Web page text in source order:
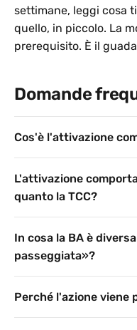
settimane, leggi cosa
quello, in piccolo. La
prerequisito. È il
Domande
Cos'è l'attivazione
L'attivazione
quanto la TCC?
In cosa la BA è
passeggiata»?
Perché l'azione viene